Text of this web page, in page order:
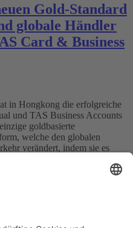
Gold-Standard
globale Händler
Card & Business
in Hongkong die erfolgreiche
und TAS Business Accounts
goldbasierte
welche den globalen
verändert, indem sie es
Zahlungen in Form von
[…]